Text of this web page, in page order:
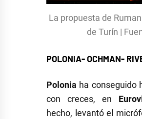
La propuesta de
de Turín |
POLONIA- OCHMAN-
Polonia ha conseguido
con creces, en
hecho, levantó el